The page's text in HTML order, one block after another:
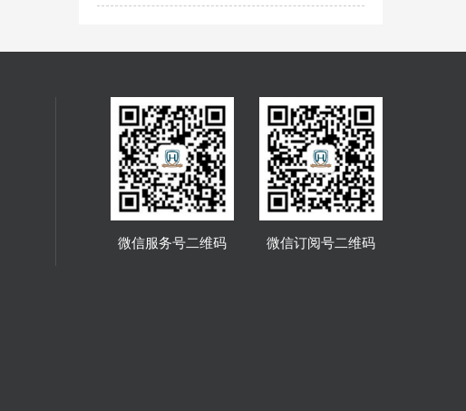
微信服务号二维码 微信订阅号二维码